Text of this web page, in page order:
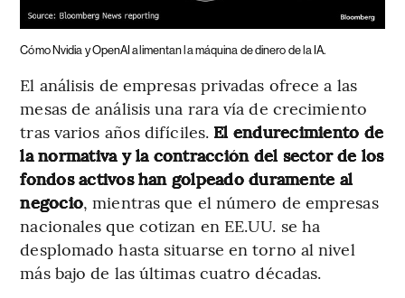
Cómo Nvidia y OpenAI alimentan la máquina de dinero de la IA.
El análisis de empresas privadas ofrece a las
mesas de análisis una rara vía de crecimiento
tras varios años difíciles. El endurecimiento de
la normativa y la contracción del sector de los
fondos activos han golpeado duramente al
negocio, mientras que el número de empresas
nacionales que cotizan en EE.UU. se ha
desplomado hasta situarse en torno al nivel
más bajo de las últimas cuatro décadas.